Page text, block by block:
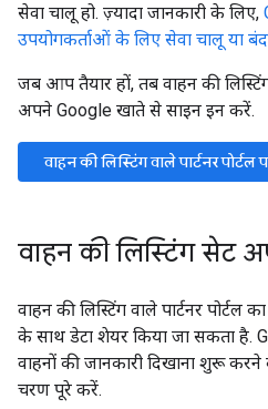
सेवा चालू हो. ज़्यादा जानकारी के लिए,
उपयोगकर्ताओं के लिए सेवा चालू या
जब आप तैयार हों, तब वाहन की
अपने Google खाते से साइन इन करें.
वाहन की लिस्टिंग वाले पार्टनर पोर्टल
वाहन की लिस्टिंग सेट
वाहन की लिस्टिंग वाले पार्टनर
के साथ डेटा शेयर किया जा सकता है.
वाहनों की जानकारी दिखाना शुरू
चरण पूरे करें.